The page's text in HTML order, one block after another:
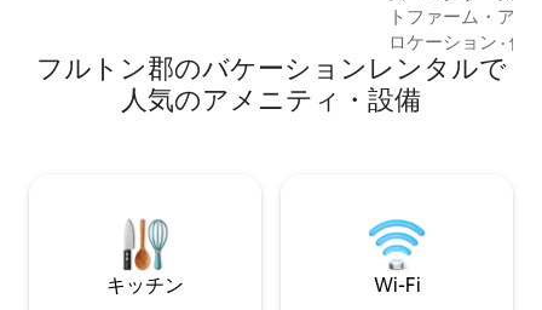
見かける風景を再現したものです。 外観
の古い板の多くは、南北戦争中に建てら
れたアトランタのすぐ南にある古い家か
はすべてシップラップとビーズボードの
サイディングです。 キッチンには、1940
年代の金属製キャビネットとマッチする
古い洗濯板シンクがあります。 バスルー
トファーム・ア
ア水族館：7～8
ャクソン空港まで
スクエア：15分
分 Toast on Lenox – 12～
10分 アトランテ
で5分 ピードモン
ォックス・シアタ
ロケーション ·価
フルトン郡のバケーションレンタルで
人気のアメニティ・設備
キッチン Wi-Fi